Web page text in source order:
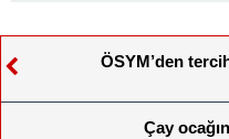
ÖSYM’den
Çay